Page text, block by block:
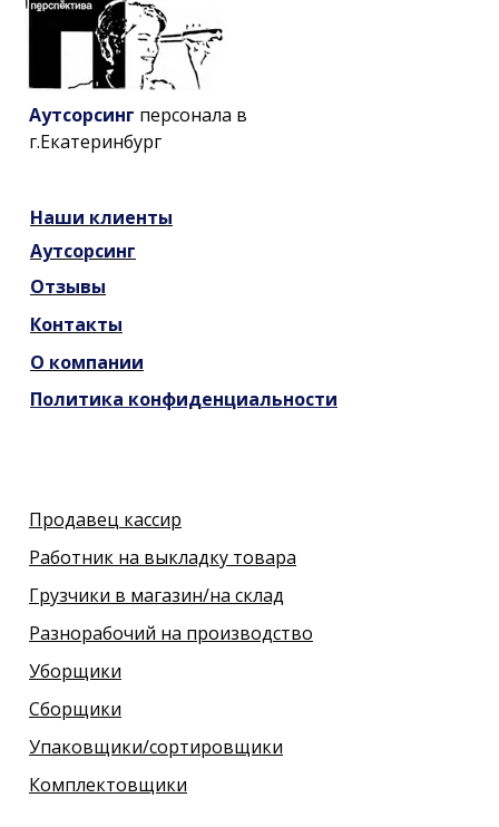
Политика конфиденциальности
Комплектовщики
Упаковщики/сортировщики
Сборщики
Уборщики
Разнорабочий на производство
Грузчики в магазин/на склад
Работник на выкладку товара
Продавец кассир
О компании
Контакты
Отзывы
Аутсорсинг
Наши клиенты
Аутсорсинг персонала в
г.Екатеринбург